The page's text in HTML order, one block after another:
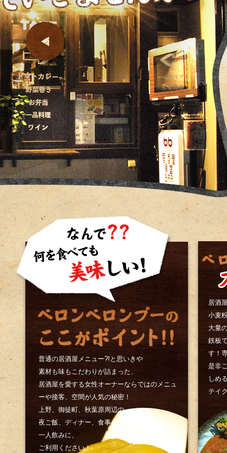
赤提灯がぶら下がる立ち飲み屋で…
そんな気軽な気分で酔っていって欲
女子会で呑んで語りたい！もよし・
普通の居酒屋メニュー?!と思いきや
素材も味もこだわりが詰まった、
居酒屋を愛する女性オーナーならではのメニュ
ーや接客、空間が人気の秘密！
上野、御徒町、秋葉原周辺の
夜ご飯、ディナー、食事
一人飲みに、
ご利用ください！
居酒
小麦
大量
鉄板
す！
是非
しめ
テイ